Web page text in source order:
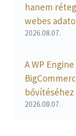
hanem
webes
2026.08.07.
A WP
bővítéséhez
2026.08.07.